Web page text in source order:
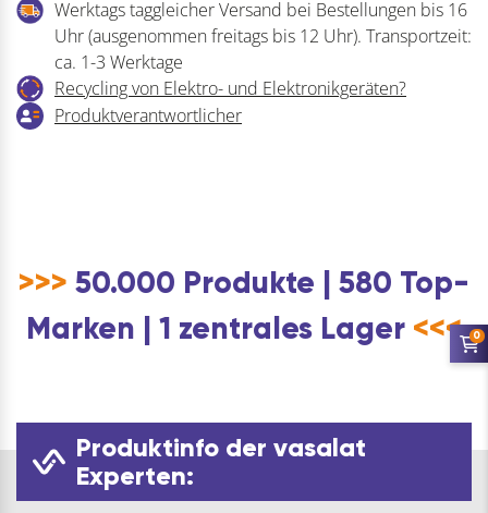
rot
passend
zu
Werktags taggleicher Versand bei Bestellungen bis 16
Uhr (ausgenommen freitags bis 12 Uhr). Transportzeit:
ca. 1-3 Werktage
Recycling von Elektro- und Elektronikgeräten?
Produktverantwortlicher
>>> 50.000 Produkte | 580 Top-
Marken | 1 zentrales Lager <<<
Produktinfo der vasalat
Experten:
0